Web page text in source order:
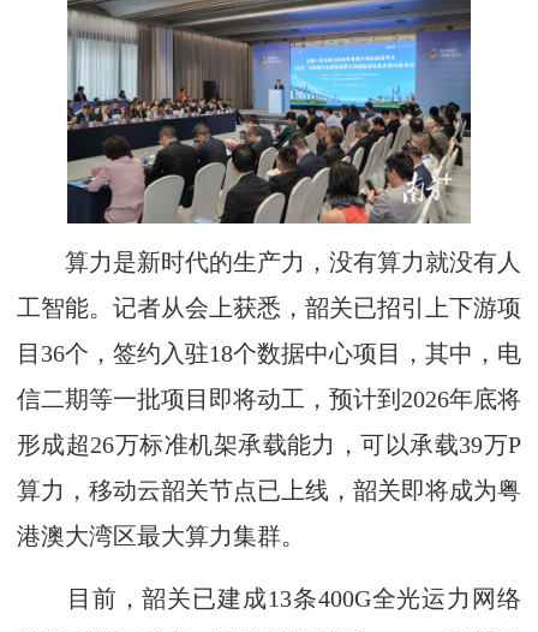
算力是新时代的生产力，没有算力就没有人
工智能。记者从会上获悉，韶关已招引上下游项
目36个，签约入驻18个数据中心项目，其中，电
信二期等一批项目即将动工，预计到2026年底将
形成超26万标准机架承载能力，可以承载39万P
算力，移动云韶关节点已上线，韶关即将成为粤
港澳大湾区最大算力集群。
目前，韶关已建成13条400G全光运力网络